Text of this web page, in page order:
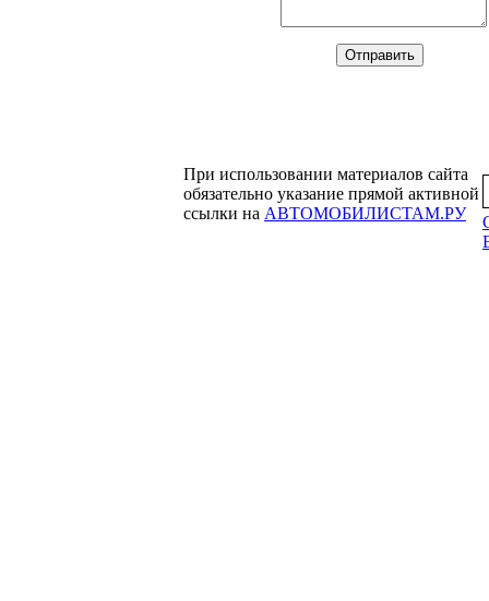
При использовании материалов сайта
обязательно указание прямой активной
ссылки на АВТОМОБИЛИСТАМ.РУ